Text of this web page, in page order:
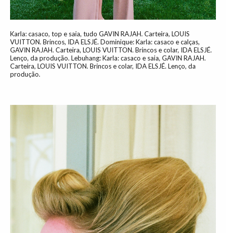
Karla: casaco, top e saia, tudo GAVIN RAJAH. Carteira, LOUIS
VUITTON. Brincos, IDA ELSJÉ. Dominique: Karla: casaco e calças,
GAVIN RAJAH. Carteira, LOUIS VUITTON. Brincos e colar, IDA ELSJÉ.
Lenço, da produção. Lebuhang: Karla: casaco e saia, GAVIN RAJAH.
Carteira, LOUIS VUITTON. Brincos e colar, IDA ELSJÉ. Lenço, da
produção.